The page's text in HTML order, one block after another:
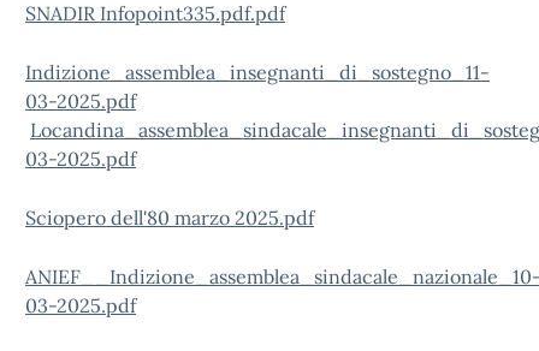
SNADIR Infopoint335.pdf.pdf
Indizione_assemblea_insegnanti_di_sostegno_11-
03-2025.pdf
03-2025.pdf
Sciopero dell'80 marzo 2025.pdf
03-2025.pdf